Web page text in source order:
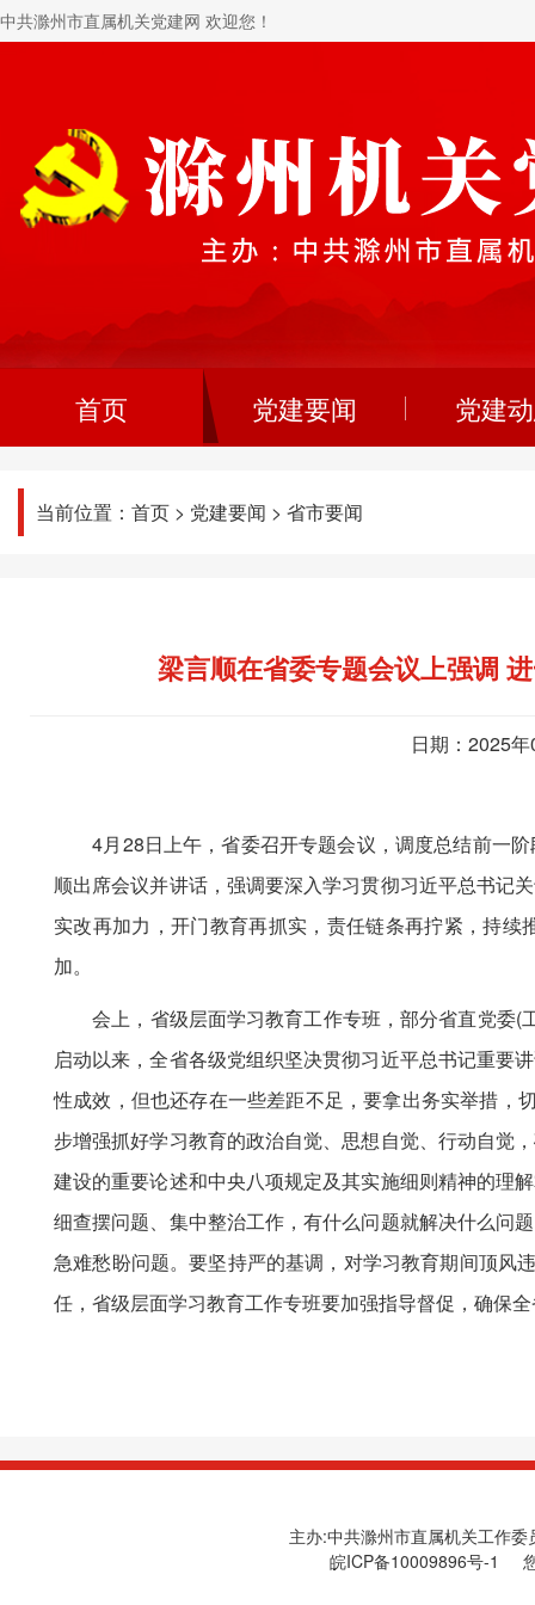
中共滁州市直属机关党建网 欢迎您！
首页 党建要闻 党建
当前位置： 首页 > 党建要闻 > 省市要闻
梁言顺在省委专题会议上强调
日期：2025
4月28日上午，省委召开专题会议，调度总结前一阶
顺出席会议并讲话，强调要深入学习贯彻习近平总书记
实改再加力，开门教育再抓实，责任链条再拧紧，持
加。
会上，省级层面学习教育工作专班，部分省直党委(
启动以来，全省各级党组织坚决贯彻习近平总书记重要
性成效，但也还存在一些差距不足，要拿出务实举措，
步增强抓好学习教育的政治自觉、思想自觉、行动自觉
建设的重要论述和中央八项规定及其实施细则精神的理
细查摆问题、集中整治工作，有什么问题就解决什么问
急难愁盼问题。要坚持严的基调，对学习教育期间顶风
任，省级层面学习教育工作专班要加强指导督促，确保
主办:中共滁州市直属机关工作
皖ICP备10009896号-1
您